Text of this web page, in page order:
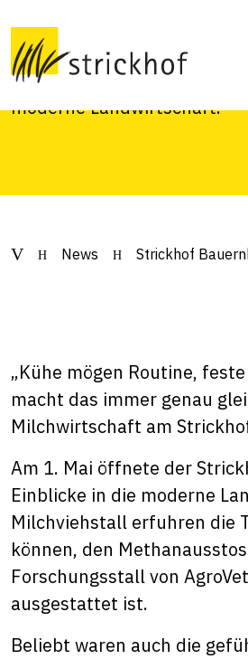
Der Strickhof bot am 1. Mai
moderne Landwirtschaft.
News Strickhof
„Kühe mögen Routine,
macht das immer genau
Milchwirtschaft am
Am 1. Mai öffnete der
Einblicke in die moderne
Milchviehstall erfuhren die
können, den
Forschungsstall von
ausgestattet ist.
Beliebt waren auch die